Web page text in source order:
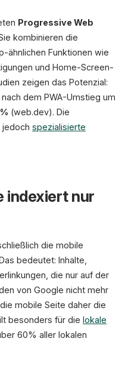
Progressive Web
kombinieren die
ähnlichen Funktionen wie
und Home-Screen-
zeigen das Potenzial:
dem PWA-Umstieg um
(web.dev). Die
spezialisierte
indexiert nur
die mobile
bedeutet: Inhalte,
die nur auf der
von Google nicht mehr
mobile Seite daher die
besonders für die lokale
60% aller lokalen